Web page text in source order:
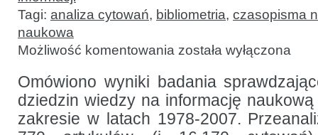
Tagi: analiza cytowań, bibliometria, czasopisma
naukowa
Możliwość komentowania Badanie
interdyscyplinarności
naukowej
została wyłączona
Omówiono wyniki badania
dziedzin wiedzy na informację
zakresie w latach 1978-2007.